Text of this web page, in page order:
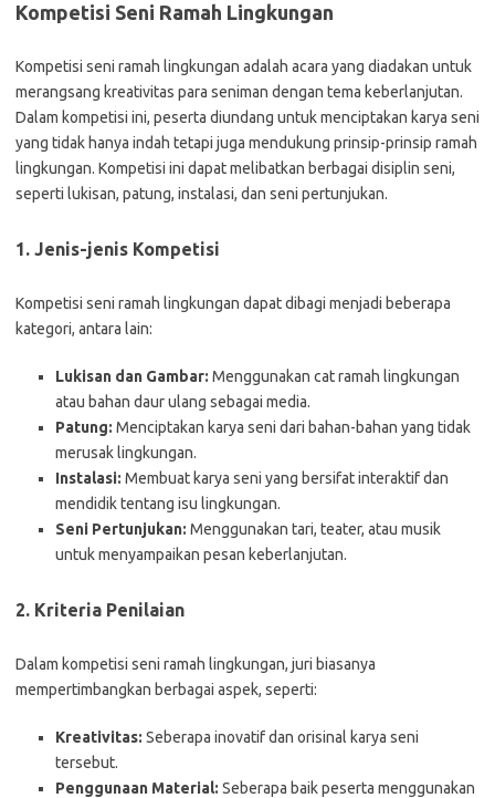
Kompetisi Seni Ramah Lingkungan
Kompetisi seni ramah lingkungan adalah acara yang diadakan untuk
merangsang kreativitas para seniman dengan tema keberlanjutan.
Dalam kompetisi ini, peserta diundang untuk menciptakan karya seni
yang tidak hanya indah tetapi juga mendukung prinsip-prinsip ramah
lingkungan. Kompetisi ini dapat melibatkan berbagai disiplin seni,
seperti lukisan, patung, instalasi, dan seni pertunjukan.
1. Jenis-jenis Kompetisi
Kompetisi seni ramah lingkungan dapat dibagi menjadi beberapa
kategori, antara lain:
Lukisan dan Gambar: Menggunakan cat ramah lingkungan
atau bahan daur ulang sebagai media.
Patung: Menciptakan karya seni dari bahan-bahan yang tidak
merusak lingkungan.
Instalasi: Membuat karya seni yang bersifat interaktif dan
mendidik tentang isu lingkungan.
Seni Pertunjukan: Menggunakan tari, teater, atau musik
untuk menyampaikan pesan keberlanjutan.
2. Kriteria Penilaian
Dalam kompetisi seni ramah lingkungan, juri biasanya
mempertimbangkan berbagai aspek, seperti:
Kreativitas: Seberapa inovatif dan orisinal karya seni
tersebut.
Penggunaan Material: Seberapa baik peserta menggunakan